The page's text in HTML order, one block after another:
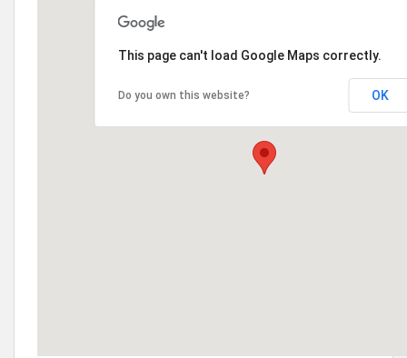
This page can't load Google Maps correctly.
Do you own this website? OK